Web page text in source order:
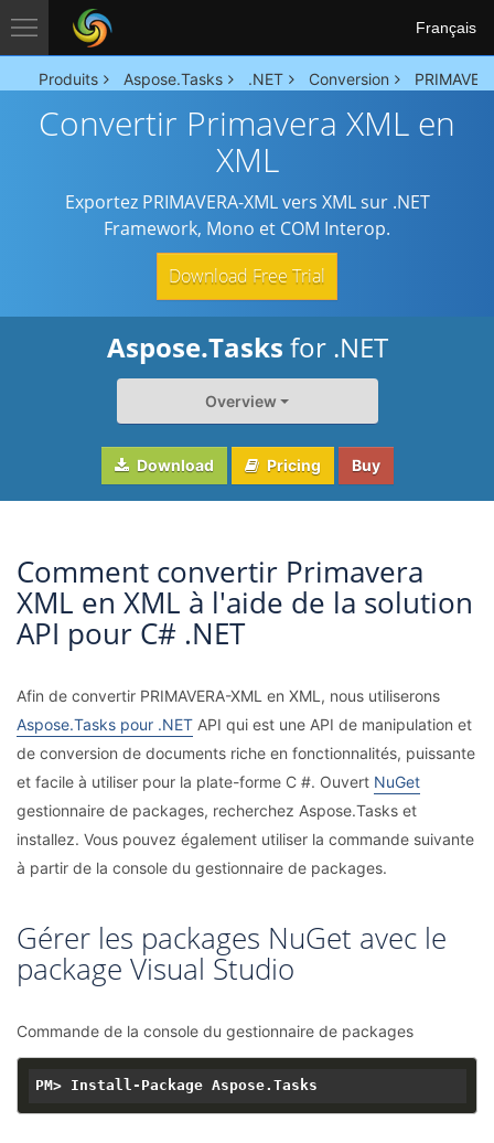
Français
Produits Aspose.Tasks .NET Conversion
Convertir Primavera XML en
XML
Exportez PRIMAVERA-XML vers XML sur .NET
Framework, Mono et COM Interop.
Download Free Trial
Aspose.Tasks for .NET
Overview
Download Pricing Buy
Comment convertir Primavera
XML en XML à l'aide de la solution
API pour C# .NET
Afin de convertir PRIMAVERA-XML en XML, nous utiliserons
Aspose.Tasks pour .NET API qui est une API de manipulation et
de conversion de documents riche en fonctionnalités, puissante
et facile à utiliser pour la plate-forme C #. Ouvert NuGet
gestionnaire de packages, recherchez Aspose.Tasks et
installez. Vous pouvez également utiliser la commande suivante
à partir de la console du gestionnaire de packages.
Gérer les packages NuGet avec le
package Visual Studio
Commande de la console du gestionnaire de packages